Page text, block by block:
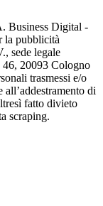
Business Digital -
la pubblicità
sede legale
20093 Cologno
trasmessi e/o
di
fatto divieto
scraping.